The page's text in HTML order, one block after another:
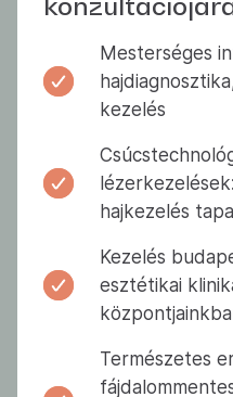
Mesterséges
kezelés
hajkezelés
Kezelés
esztétikai
Természetes